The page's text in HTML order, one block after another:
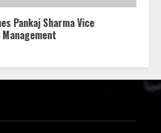
Pankaj Sharma Vice